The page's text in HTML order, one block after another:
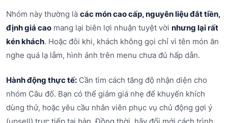
Nhóm này thường là các món cao cấp, nguyên liệu đắt tiền,
định giá cao mang lại biên lợi nhuận tuyệt vời nhưng lại rất
kén khách. Hoặc đôi khi, khách không gọi chỉ vì tên món ăn
nghe quá lạ lẫm, hình ảnh trên menu chưa đủ hấp dẫn.
Hành động thực tế: Cần tìm cách tăng độ nhận diện cho
nhóm Câu đố. Bạn có thể giảm giá nhẹ để khuyến khích
dùng thử, hoặc yêu cầu nhân viên phục vụ chủ động gợi ý